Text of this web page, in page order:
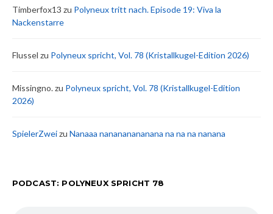
Timberfox13 zu Polyneux tritt nach. Episode 19: Viva la
Nackenstarre
Flussel zu Polyneux spricht, Vol. 78 (Kristallkugel-Edition 2026)
Missingno.zu Polyneux spricht, Vol. 78 (Kristallkugel-Edition
2026)
SpielerZweizu Nanaaa nanananananana na na na nanana
PODCAST: POLYNEUX SPRICHT 78